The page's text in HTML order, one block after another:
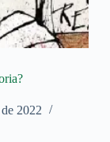
2022